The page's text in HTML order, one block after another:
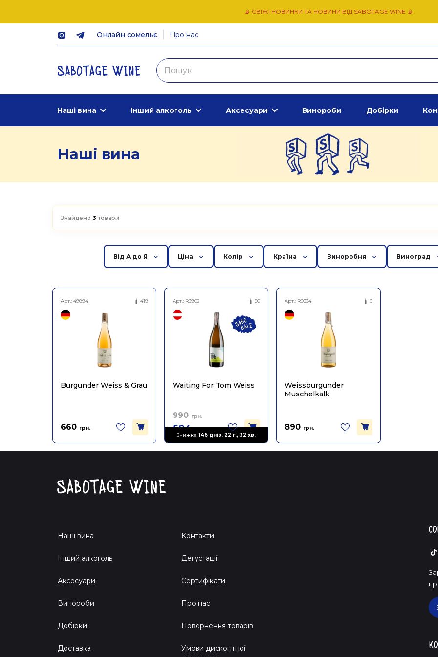
📡 СВІЖІ НОВИНКИ ТА НОВИНИ ВІД SABOTAGE WINE 📡
Онлайн сомельє Про нас
Наші вина Інший алкоголь Аксесуари Винороби Добірки
Наші вина
Знайдено 3 товари
Арт.: 49894 419
Burgunder Weiss & Grau
660 грн.
Арт.: R3902
Знижка:146 днів, 22 г., 32 хв.
56
Waiting For Tom Weiss
990 грн.
594
Арт.: R0334 9
Weissburgunder
Muschelkalk
890 грн.
Від А до Я Ціна Колір Країна Виноробня Виноград
Наші вина
Інший алкоголь
Аксесуари
Винороби
Добірки
Доставка
Контакти
Дегустації
Сертифікати
Про нас
Повернення товарів
Умови дисконтної